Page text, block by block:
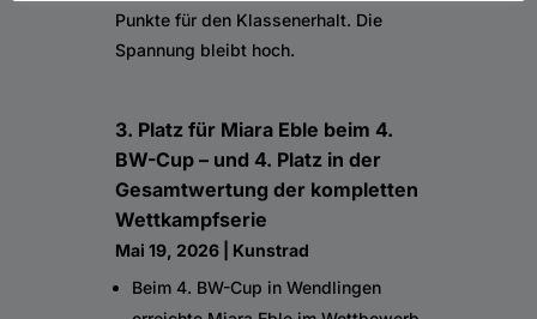
Punkte für den Klassenerhalt. Die
Spannung bleibt hoch.
3. Platz für Miara Eble beim 4.
BW-Cup – und 4. Platz in der
Gesamtwertung der kompletten
Wettkampfserie
Mai 19, 2026
Kunstrad
Beim 4. BW-Cup in Wendlingen